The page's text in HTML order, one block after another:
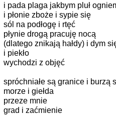
i pada plaga jakbym pluł
i płonie zboże i sypie się
sól na podłogę i rtęć
płynie drogą pracuję nocą
(dlatego znikają hałdy) i dym
i piekło
wychodzi z objęć
spróchniałe są granice i burzą
morze i giełda
przeze mnie
grad i zaćmienie